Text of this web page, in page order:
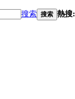
搜索 搜索 熱搜: